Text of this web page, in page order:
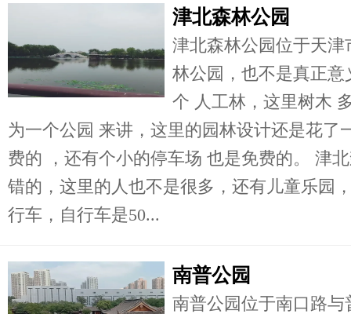
津北森林公园
津北森林公园位于天
林公园，也不是真正
个 人工林，这里树木
为一个公园 来讲，这里的园林设计还是花了
费的 ，还有个小的停车场 也是免费的。 津
错的，这里的人也不是很多，还有儿童乐园
行车，自行车是50...
南普公园
南普公园位于南口路